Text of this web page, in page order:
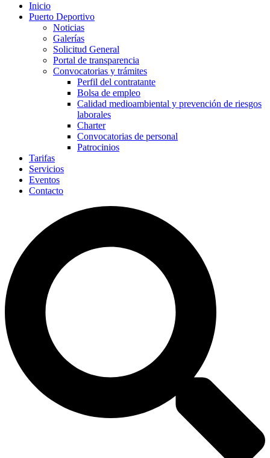
Inicio
Puerto Deportivo
Noticias
Galerías
Solicitud General
Portal de transparencia
Convocatorias y trámites
Perfil del contratante
Bolsa de empleo
Calidad medioambiental y prevención de riesgos
laborales
Charter
Convocatorias de personal
Patrocinios
Tarifas
Servicios
Eventos
Contacto